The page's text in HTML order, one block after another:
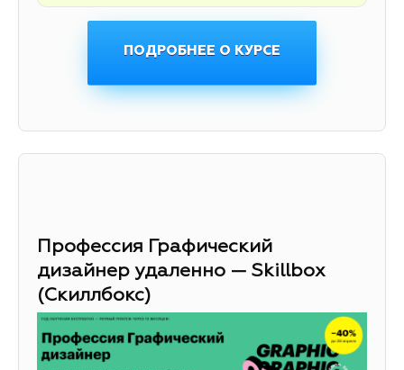
ПОДРОБНЕЕ О КУРСЕ
Профессия Графический
дизайнер удаленно — Skillbox
(Скиллбокс)